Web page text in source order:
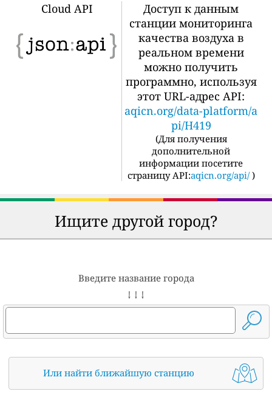
Cloud API
Доступ к данным
станции мониторинга
качества воздуха в
реальном времени
можно получить
программно, используя
этот URL-адрес API:
aqicn.org/data-platform/a
pi/H419
(Для получения
дополнительной
информации посетите
страницу API:aqicn.org/api/ )
Ищите другой город?
Введите название города
↓ ↓ ↓
Или найти ближайшую станцию